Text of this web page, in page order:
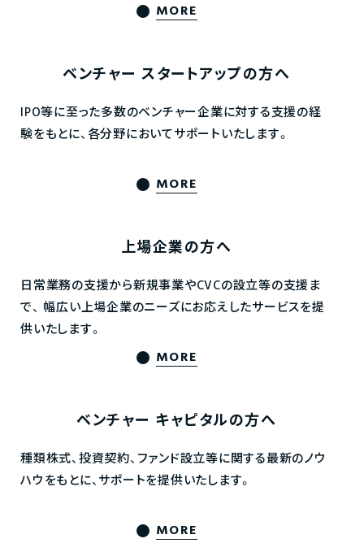
MORE
ベンチャー スタートアップの方へ
IPO等に至った多数のベンチャー企業に対する支援の経
験をもとに、各分野においてサポートいたします。
MORE
上場企業の方へ
日常業務の支援から新規事業やCVCの設立等の支援ま
で、 幅広い上場企業のニーズにお応えしたサービスを提
供いたします。
MORE
ベンチャー キャピタルの方へ
種類株式、投資契約、ファンド設立等に関する最新のノウ
ハウをもとに、サポートを提供いたします。
MORE